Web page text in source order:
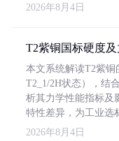
2026年8月4日
T2紫铜国标硬度
本文系统解读T2紫铜
T2_1/2H状态），结
析其力学性能指标及
特性差异，为工业选
2026年8月4日